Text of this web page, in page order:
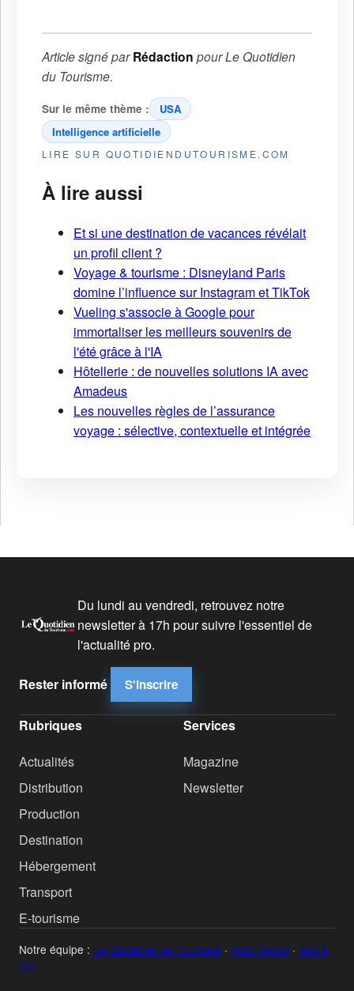
Article signé parRédaction pourLe Quotidien
du Tourisme.
Sur le même thème :
USA
Intelligence artificielle
LIRE SUR QUOTIDIENDUTOURISME.COM
À lire aussi
Et si une destination de vacances révélait
un profil client ?
Voyage & tourisme : Disneyland Paris
domine l’influence sur Instagram et TikTok
Vueling s'associe à Google pour
immortaliser les meilleurs souvenirs de
l'été grâce à l'IA
Hôtellerie : de nouvelles solutions IA avec
Amadeus
Les nouvelles règles de l’assurance
voyage : sélective, contextuelle et intégrée
Du lundi au vendredi, retrouvez notre
newsletter à 17h pour suivre l'essentiel de
l'actualité pro.
Rester informé S'inscrire
Rubriques
Actualités
Distribution
Production
Destination
Hébergement
Transport
E-tourisme
Services
Magazine
Newsletter
Notre équipe : Le Quotidien du Tourisme · Tour Hebdo · Bus &
Car